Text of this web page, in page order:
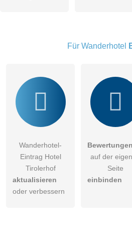
Besucher sichtbar.
Für Wanderhotel
Wanderhotel-
Eintrag Hotel
Tirolerhof
aktualisieren
oder verbessern
Bewertungen
auf der
Seite
einbinden